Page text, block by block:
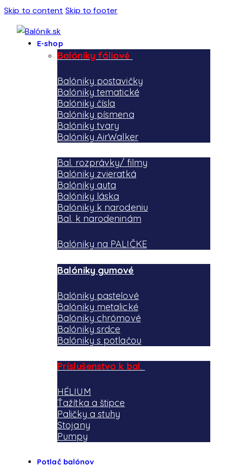
Skip to content Skip to footer
E-shop
Balóniky fóliové
Balóniky postavičky
Balóniky tematické
Balóniky čísla
Balóniky písmena
Balóniky tvary
Balóniky AirWalker
Bal. rozprávky/ filmy
Balóniky zvieratká
Balóniky auta
Balóniky láska
Balóniky k narodeniu
Bal. k narodeninám
Balóniky na PALIČKE
Balóniky gumové
Balóniky pastelové
Balóniky metalické
Balóniky chrómové
Balóniky srdce
Balóniky s potlačou
Príslušenstvo k bal.
HÉLIUM
Ťažítka a štipce
Paličky a stuhy
Stojany
Pumpy
Potlač balónov